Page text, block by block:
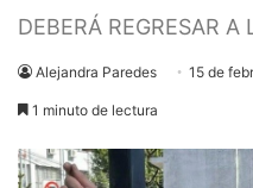
DEBERÁ REGRESAR
Alejandra Paredes 15 de
1 minuto de lectura